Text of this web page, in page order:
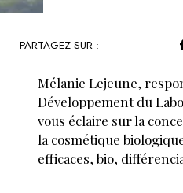
PARTAGEZ SUR :
Mélanie Lejeune,
Développement du
vous éclaire sur la
la cosmétique
efficaces, bio,